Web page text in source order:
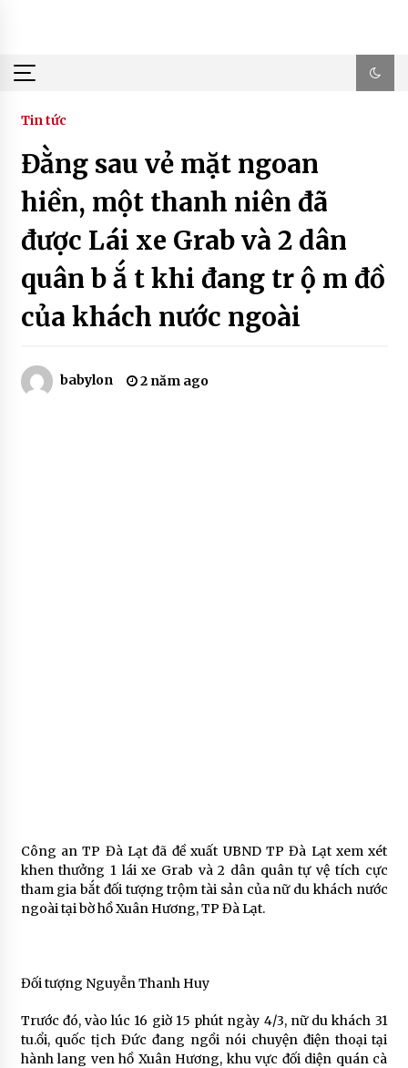
Tin tức
Đằng sau vẻ mặt ngoan
hiền, một thanh niên đã
được Lái xe Grab và 2 dân
quân b ắ t khi đang tr ộ m đồ
của khách nước ngoài
babylon 2 năm ago
Công an TP Đà Lạt đã đề xuất UBND TP Đà Lạt xem xét
khen thưởng 1 lái xe Grab và 2 dân quân tự vệ tích cực
tham gia bắt đối tượng trộm tài sản của nữ du khách nước
ngoài tại bờ hồ Xuân Hương, TP Đà Lạt.
Đối tượng Nguyễn Thanh Huy
Trước đó, vào lúc 16 giờ 15 phút ngày 4/3, nữ du khách 31
tu.ổi, quốc tịch Đức đang ngồi nói chuyện điện thoại tại
hành lang ven hồ Xuân Hương, khu vực đối diện quán cà